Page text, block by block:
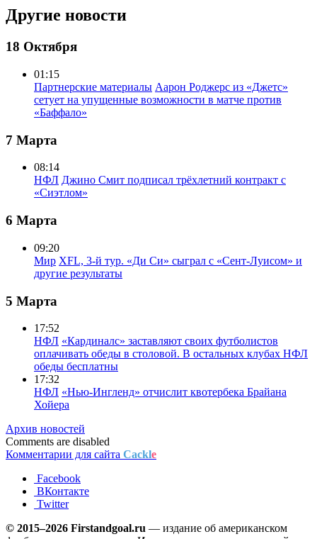
Другие новости
18 Октября
01:15
Партнерские материалы Аарон Роджерс из «Джетс»
сетует на упущенные возможности в матче против
«Баффало»
7 Марта
08:14
НФЛ Джино Смит подписал трёхлетний контракт с
«Сиэтлом»
6 Марта
09:20
Мир XFL, 3-й тур. «Ди Си» сыграл с «Сент-Луисом» и
другие результаты
5 Марта
17:52
НФЛ «Кардиналс» заставляют своих футболистов
оплачивать обеды в столовой. В остальных клубах НФЛ
обеды бесплатны
17:32
НФЛ «Нью-Ингленд» отчислит квотербека Брайана
Хойера
Архив новостей
Comments are disabled
Комментарии для сайта Cackle
Facebook
ВКонтакте
Twitter
© 2015–2026 Firstandgoal.ru — издание об американском